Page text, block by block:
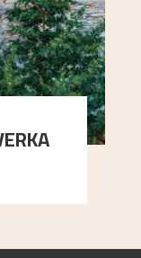
malerier